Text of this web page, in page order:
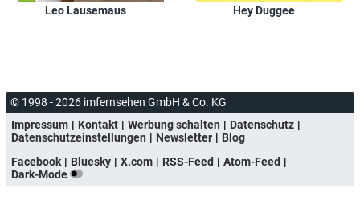
Leo Lausemaus Hey Duggee
© 1998 - 2026 imfernsehen GmbH & Co. KG
Impressum
Kontakt Werbung schalten
Datenschutz
Datenschutzeinstellungen
Newsletter
Blog
Facebook
Bluesky X.com RSS-Feed
Atom-Feed
Dark-Mode